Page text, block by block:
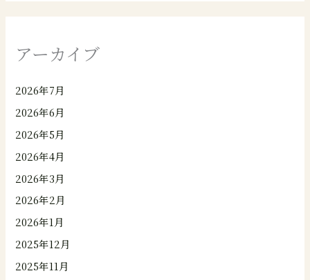
アーカイブ
2026年7月
2026年6月
2026年5月
2026年4月
2026年3月
2026年2月
2026年1月
2025年12月
2025年11月